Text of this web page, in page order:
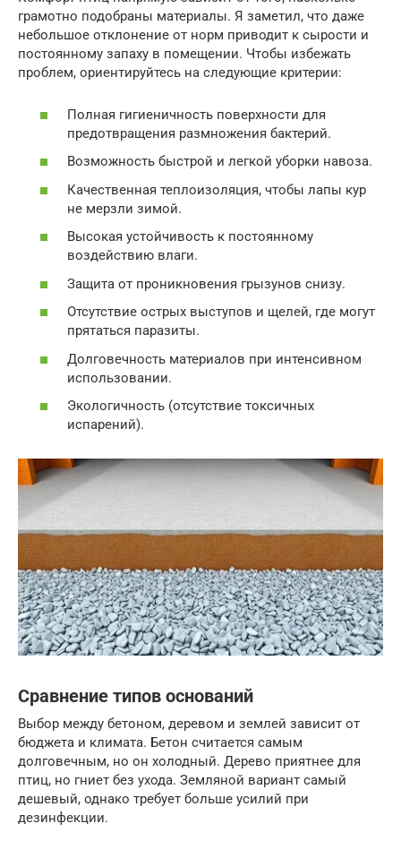
грамотно подобраны материалы. Я заметил, что даже
небольшое отклонение от норм приводит к сырости и
постоянному запаху в помещении. Чтобы избежать
проблем, ориентируйтесь на следующие критерии:
Полная гигиеничность поверхности для
предотвращения размножения бактерий.
Возможность быстрой и легкой уборки навоза.
Качественная теплоизоляция, чтобы лапы кур
не мерзли зимой.
Высокая устойчивость к постоянному
воздействию влаги.
Защита от проникновения грызунов снизу.
Отсутствие острых выступов и щелей, где могут
прятаться паразиты.
Долговечность материалов при интенсивном
использовании.
Экологичность (отсутствие токсичных
испарений).
Сравнение типов оснований
Выбор между бетоном, деревом и землей зависит от
бюджета и климата. Бетон считается самым
долговечным, но он холодный. Дерево приятнее для
птиц, но гниет без ухода. Земляной вариант самый
дешевый, однако требует больше усилий при
дезинфекции.